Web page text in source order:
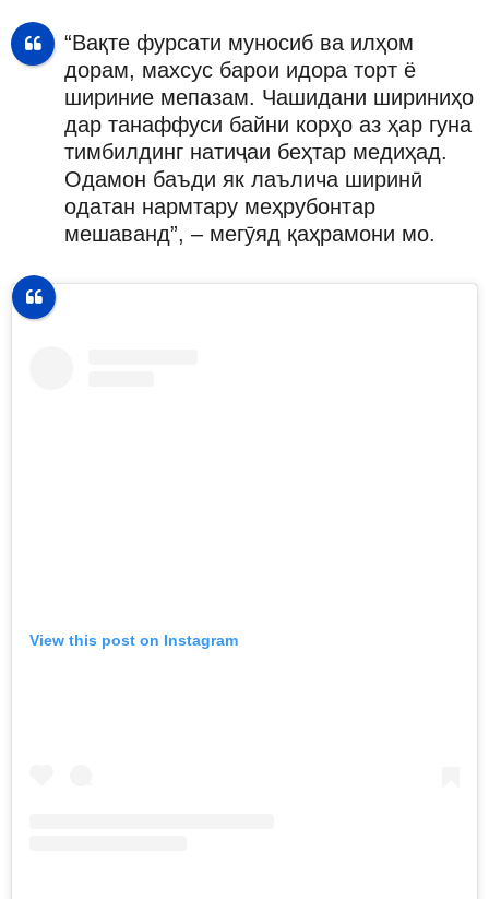
“Вақте фурсати муносиб ва илҳом
дорам, махсус барои идора торт ё
шириние мепазам. Чашидани шириниҳо
дар танаффуси байни корҳо аз ҳар гуна
тимбилдинг натиҷаи беҳтар медиҳад.
Одамон баъди як лаълича ширинӣ
одатан нармтару меҳрубонтар
мешаванд”, – мегӯяд қаҳрамони мо.
View this post on Instagram